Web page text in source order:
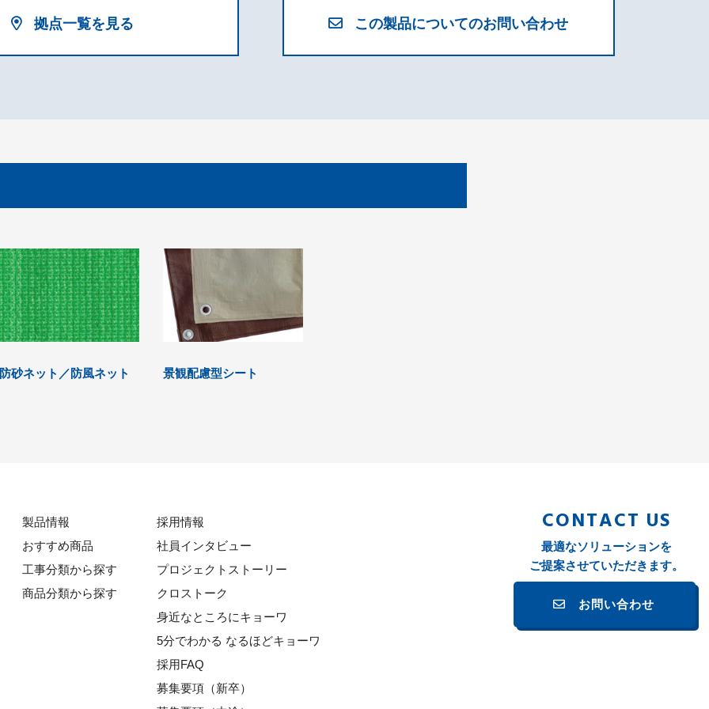
拠点一覧を見る この製品についてのお問い合わせ
防砂ネット／防風ネット 景観配慮型シート
製品情報
おすすめ商品
工事分類から探す
商品分類から探す
採用情報
社員インタビュー
プロジェクトストーリー
クロストーク
身近なところにキョーワ
5分でわかる なるほどキョーワ
採用FAQ
募集要項（新卒）
CONTACT US
最適なソリューションを
ご提案させていただきます。
お問い合わせ